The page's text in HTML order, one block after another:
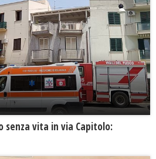
senza vita in via Capitolo: